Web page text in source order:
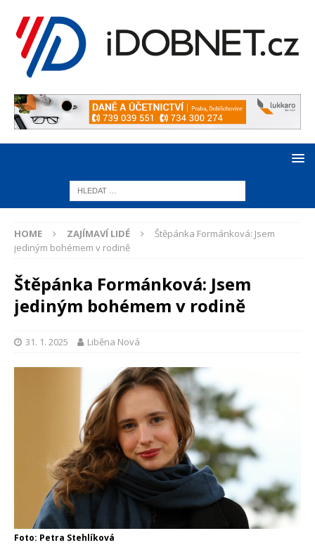
HOME ZAJÍMAVÍ LIDÉ
Štěpánka Formánková: Jsem
jediným bohémem v rodině
Štěpánka Formánková: Jsem
jediným bohémem v rodině
31. 1. 2025 Liběna Nová
Foto: Petra Stehlíková